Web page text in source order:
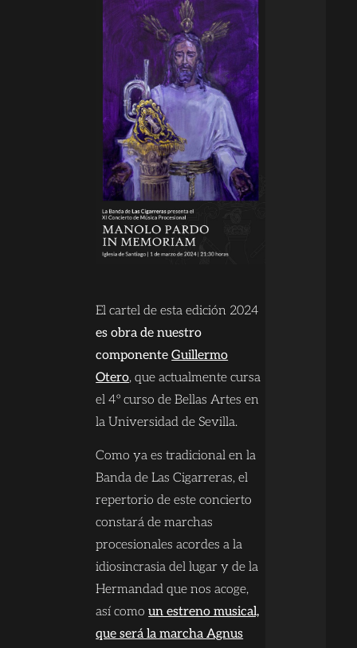
El cartel de esta edición 2024
es obra de nuestro
componenteGuillermo
Otero, que actualmente cursa
el 4º curso de Bellas Artes en
la Universidad de Sevilla.
Como ya es tradicional en la
Banda de Las Cigarreras, el
repertorio de este concierto
constará de marchas
procesionales acordes a la
idiosincrasia del lugar y de la
Hermandad que nos acoge,
así comoun estreno musical,
que será la marcha Agnus